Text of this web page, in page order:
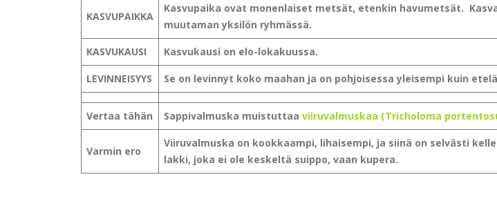
KASVUPAIKKA
Kasvupaika ovat monenlaiset metsät, etenkin havumetsät.
muutaman yksilön ryhmässä.
KASVUKAUSI Kasvukausi on elo-lokakuussa.
LEVINNEISYYS Se on levinnyt koko maahan ja on pohjoisessa yleisempi kuin
Vertaa tähän Sappivalmuska muistuttaa viiruvalmuskaa (Tricholoma
Varmin ero
Viiruvalmuska on kookkaampi, lihaisempi, ja siinä on selvästi
lakki, joka ei ole keskeltä suippo, vaan kupera.